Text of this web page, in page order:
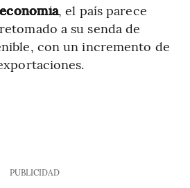
, el país parece
a su senda de
con un incremento de
PUBLICIDAD